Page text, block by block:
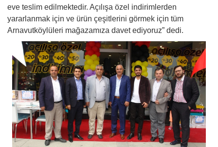
eve teslim edilmektedir. Açılışa özel indirimlerden
yararlanmak için ve ürün çeşitlerini görmek için tüm
Arnavutköylüleri mağazamıza davet ediyoruz” dedi.